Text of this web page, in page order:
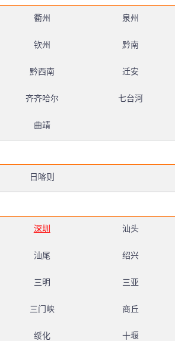
衢州 泉州
钦州 黔南
黔西南 迁安
齐齐哈尔 七台河
曲靖
日喀则
深圳 汕头
汕尾 绍兴
三明 三亚
三门峡 商丘
绥化 十堰